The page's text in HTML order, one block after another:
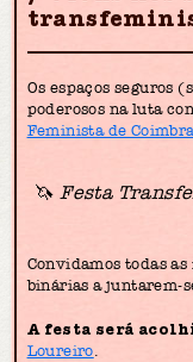
Os espaços seguros
poderosos na luta
Feminista de
🦄Festa
Convidamos todas
binárias a juntarem-se
A festa será
Loureiro.